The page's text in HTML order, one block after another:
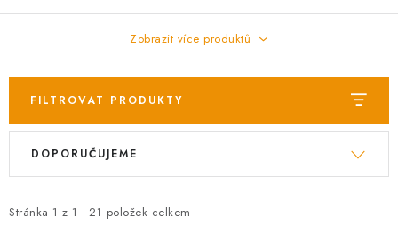
HODNOCENÍ OBCHODU
DOPRAVA PO OSTRAVĚ, HLUČÍNĚ A OKOLÍ
Kontakt Možnosti dopravy
Hodnocení obchodu
Obchodní podmínky
Zásady zpracování osobních údajů
Zobrazit více produktů
FILTROVAT PRODUKTY
V
i
Stránka 1 z 1 - 21 položek celkem
Ř
e
DOPORUČUJEME